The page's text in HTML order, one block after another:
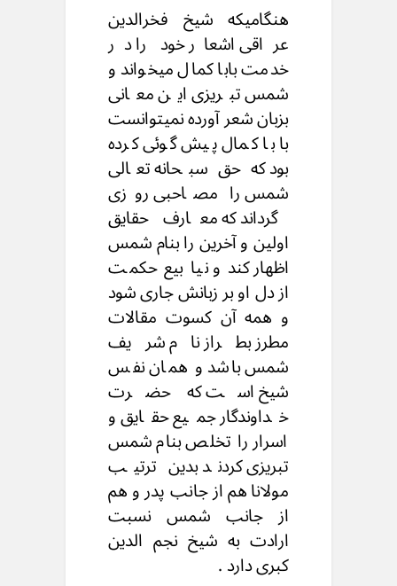
هنگامیکه شیخ فخرالدین
عراقی اشعار خود را در
خدمت بابا کمال میخواند و
شمس تبریزی این معانی
بزبان شعر آورده نمیتوانست
با با کمال پیش گوئی کرده
بود که حق سبحانه تعالی
شمس را مصاحبی روزی
گرداند که معارف حقایق
اولین و آخرین را بنام شمس
اظهار کند و نیا بیع حکمت
از دل او بر زبانش جاری شود
و همه آن کسوت مقالات
مطرز بطراز نام شریف
شمس باشد و همان نفس
شیخ است که حضرت
خداوندگار جمیع حقایق و
اسرار را تخلص بنام شمس
تبریزی کردند بدین ترتیب
مولانا هم از جانب پدر و هم
از جانب شمس نسبت
ارادت به شیخ نجم الدین
کبری دارد .